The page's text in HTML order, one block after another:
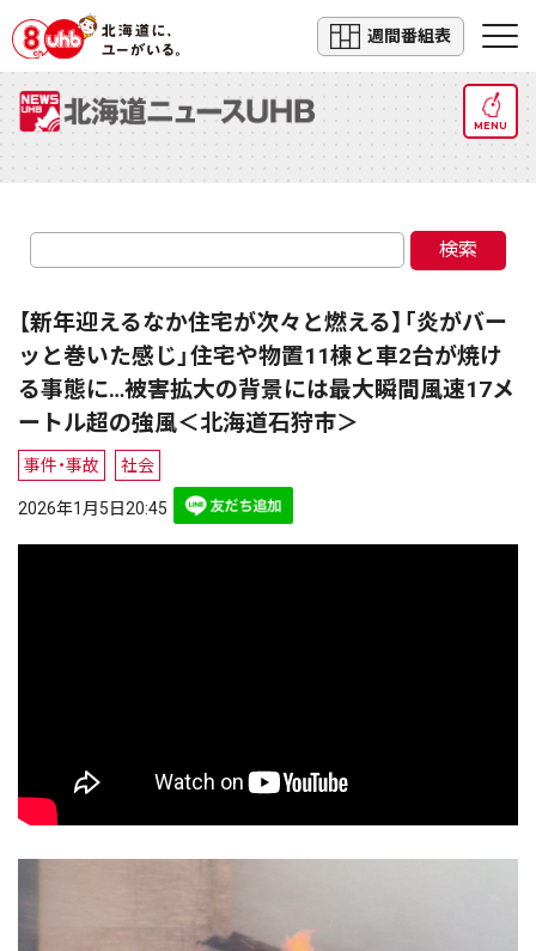
週間番組表
MENU
検索
【新年迎えるなか住宅が次々と燃える】「炎がバー
ッと巻いた感じ」住宅や物置11棟と車2台が焼け
る事態に…被害拡大の背景には最大瞬間風速17メ
ートル超の強風＜北海道石狩市＞
事件・事故 社会
2026年1月5日20:45